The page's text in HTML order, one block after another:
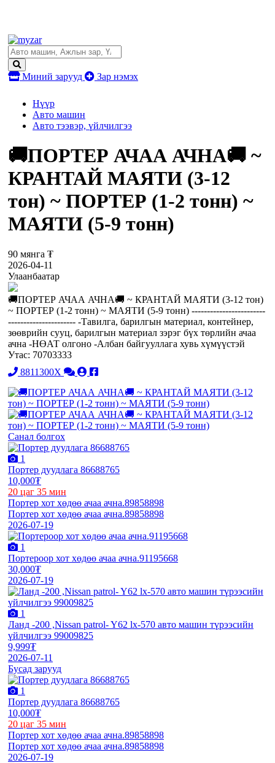
Миний зарууд Зар нэмэх
Нүүр
Авто машин
Авто тээвэр, үйлчилгээ
🚚ПОРТЕР АЧАА АЧНА🚚 ~
КРАНТАЙ МАЯТИ (3-12
тон) ~ ПОРТЕР (1-2 тонн) ~
МАЯТИ (5-9 тонн)
90 мянга ₮
2026-04-11
Улаанбаатар
🚚ПОРТЕР АЧАА АЧНА🚚 ~ КРАНТАЙ МАЯТИ (3-12 тон)
~ ПОРТЕР (1-2 тонн) ~ МАЯТИ (5-9 тонн) ------------------------
---------------------- -Тавилга, барилгын материал, контейнер,
зөөврийн сууц, барилгын материал зэрэг бүх төрлийн ачаа
ачна -НӨАТ олгоно -Албан байгууллага хувь хүмүүстэй
Утас: 70703333
8811300X
Санал болгох
1
Портер дуудлага 86688765
10,000₮
20 цаг 35 мин
Портер хот хөдөө ачаа ачна.89858898
Портер хот хөдөө ачаа ачна.89858898
2026-07-19
1
Портероор хот хөдөө ачаа ачна.91195668
30,000₮
2026-07-19
1
Ланд -200 ,Nissan patrol- Y62 lx-570 авто машин түрээсийн
үйлчилгээ 99009825
9,999₮
2026-07-11
Бусад зарууд
1
Портер дуудлага 86688765
10,000₮
20 цаг 35 мин
Портер хот хөдөө ачаа ачна.89858898
Портер хот хөдөө ачаа ачна.89858898
2026-07-19